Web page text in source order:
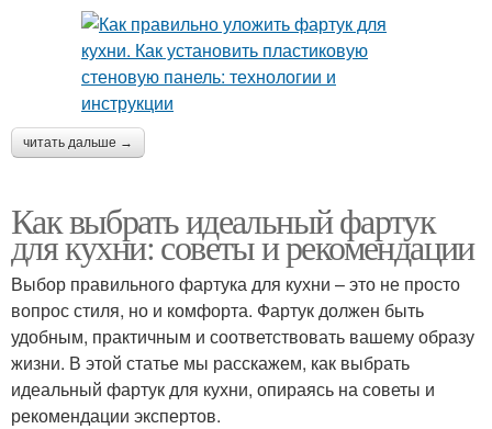
читать дальше →
Как выбрать идеальный фартук
для кухни: советы и рекомендации
Выбор правильного фартука для кухни – это не просто
вопрос стиля, но и комфорта. Фартук должен быть
удобным, практичным и соответствовать вашему образу
жизни. В этой статье мы расскажем, как выбрать
идеальный фартук для кухни, опираясь на советы и
рекомендации экспертов.